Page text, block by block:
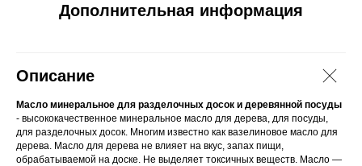
Дополнительная информация
Описание
Масло минеральное для разделочных досок и деревянной посуды
- высококачественное минеральное масло для дерева, для посуды,
для разделочных досок. Многим известно как вазелиновое масло для
дерева. Масло для дерева не влияет на вкус, запах пищи,
обрабатываемой на доске. Не выделяет токсичных веществ. Масло —